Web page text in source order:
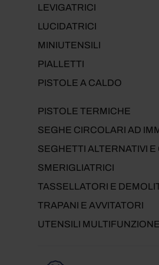
LEVIGATRICI
LUCIDATRICI
MINIUTENSILI
PIALLETTI
PISTOLE A CALDO
PISTOLE TERMICHE
SEGHE CIRCOLARI AD
SEGHETTI ALTERNATIVI
SMERIGLIATRICI
TASSELLATORI E
TRAPANI E AVVITATORI
UTENSILI MULTIFUNZIONE